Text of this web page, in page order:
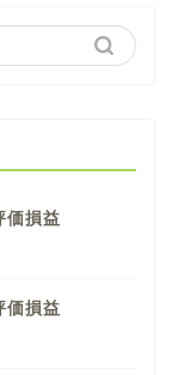
価損益
価損益